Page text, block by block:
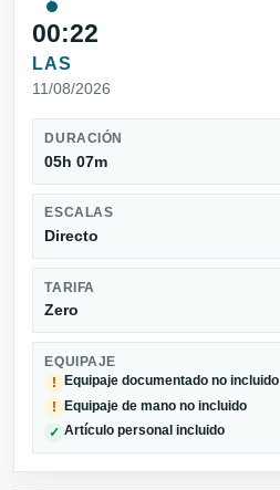
00:22
LAS
11/08/2026
DURACIÓN
05h 07m
ESCALAS
Directo
TARIFA
Zero
EQUIPAJE
!
Equipaje documentado no incluido
! Equipaje de mano no incluido
✓ Artículo personal incluido